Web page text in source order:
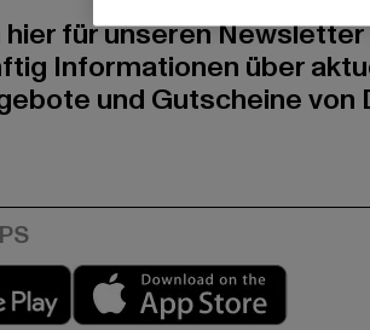
für unseren Newsletter
Informationen über
und Gutscheine von
Play market